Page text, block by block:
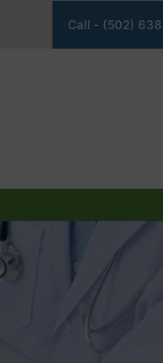
Call - (502)